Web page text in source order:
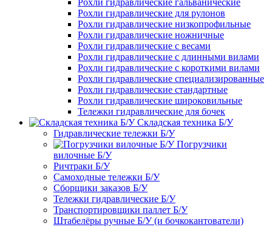
Рохли гидравлические гальванические
Рохли гидравлические для рулонов
Рохли гидравлические низкопрофильные
Рохли гидравлические ножничные
Рохли гидравлические с весами
Рохли гидравлические с длинными вилами
Рохли гидравлические с короткими вилами
Рохли гидравлические специализированные
Рохли гидравлические стандартные
Рохли гидравлические широковильные
Тележки гидравлические для бочек
Складская техника Б/У
Гидравлические тележки Б/У
Погрузчики
вилочные Б/У
Ричтраки Б/У
Самоходные тележки Б/У
Сборщики заказов Б/У
Тележки гидравлические Б/У
Транспортировщики паллет Б/У
Штабелёры ручные Б/У (и бочкокантователи)